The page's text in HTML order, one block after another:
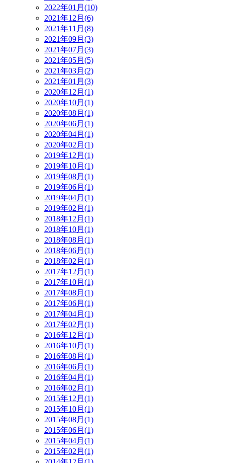
2022年01月(10)
2021年12月(6)
2021年11月(8)
2021年09月(3)
2021年07月(3)
2021年05月(5)
2021年03月(2)
2021年01月(3)
2020年12月(1)
2020年10月(1)
2020年08月(1)
2020年06月(1)
2020年04月(1)
2020年02月(1)
2019年12月(1)
2019年10月(1)
2019年08月(1)
2019年06月(1)
2019年04月(1)
2019年02月(1)
2018年12月(1)
2018年10月(1)
2018年08月(1)
2018年06月(1)
2018年02月(1)
2017年12月(1)
2017年10月(1)
2017年08月(1)
2017年06月(1)
2017年04月(1)
2017年02月(1)
2016年12月(1)
2016年10月(1)
2016年08月(1)
2016年06月(1)
2016年04月(1)
2016年02月(1)
2015年12月(1)
2015年10月(1)
2015年08月(1)
2015年06月(1)
2015年04月(1)
2015年02月(1)